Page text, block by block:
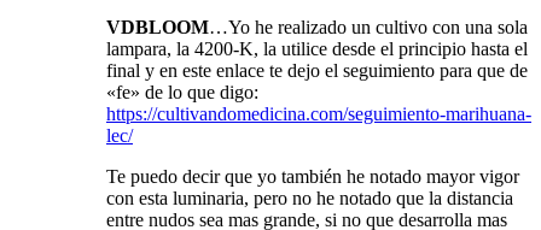
VDBLOOM…Yo he realizado un cultivo con una sola
lampara, la 4200-K, la utilice desde el principio hasta el
final y en este enlace te dejo el seguimiento para que de
«fe» de lo que digo:
https://cultivandomedicina.com/seguimiento-marihuana-
lec/
Te puedo decir que yo también he notado mayor vigor
con esta luminaria, pero no he notado que la distancia
entre nudos sea mas grande, si no que desarrolla mas